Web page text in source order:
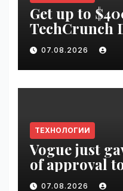
Get up to
TechCrunch
pass until
VseTime.ru
07.08.2026
ТЕХНОЛОГИИ
Vogue just
of approval
VseTime.ru
07.08.2026